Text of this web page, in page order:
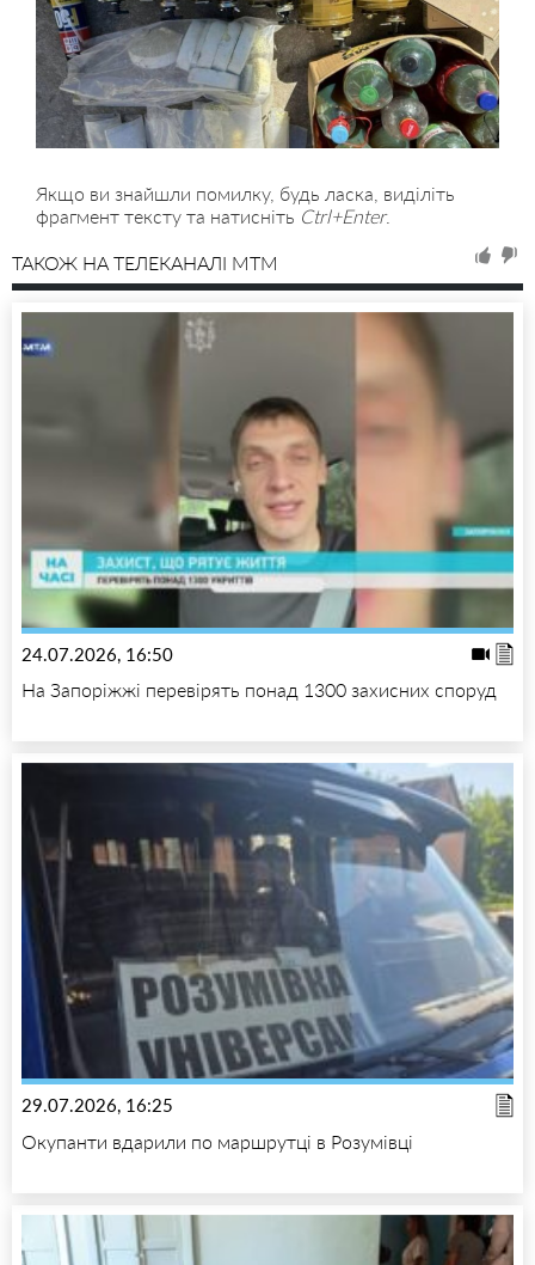
Якщо ви знайшли помилку, будь ласка, виділіть
фрагмент тексту та натисніть Ctrl+Enter.
ТАКОЖ НА ТЕЛЕКАНАЛІ MTM
24.07.2026, 16:50
На Запоріжжі перевірять понад 1300 захисних споруд
29.07.2026, 16:25
Окупанти вдарили по маршрутці в Розумівці